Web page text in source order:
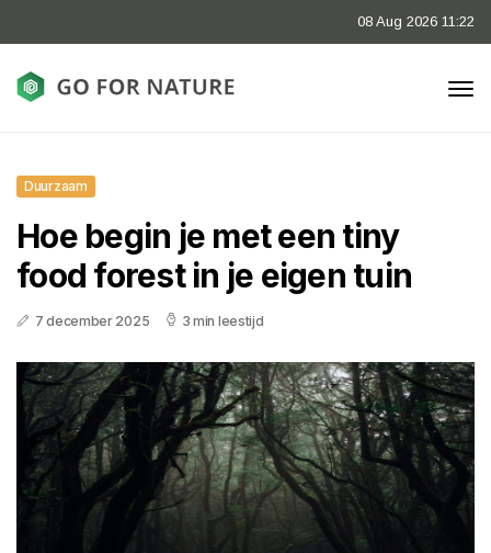
08 Aug 2026 11:22
Duurzaam
Hoe begin je met een tiny
food forest in je eigen tuin
7 december 2025 3 min leestijd